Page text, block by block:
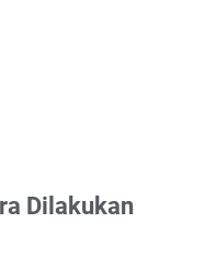
Dilakukan